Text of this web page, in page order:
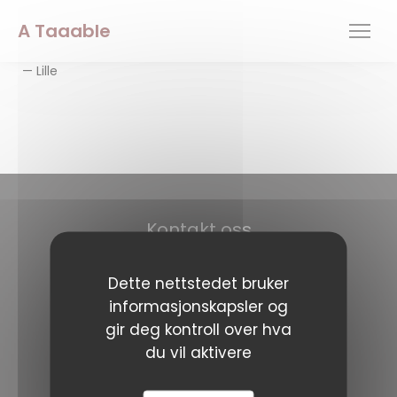
Dette nettstedet bruker
informasjonskapsler og
gir deg kontroll over hva
du vil aktivere
A Taaable
— Lille
Kontakt oss
A Taaable
((åpner i et nytt
09 51 42 04 15
Følg oss